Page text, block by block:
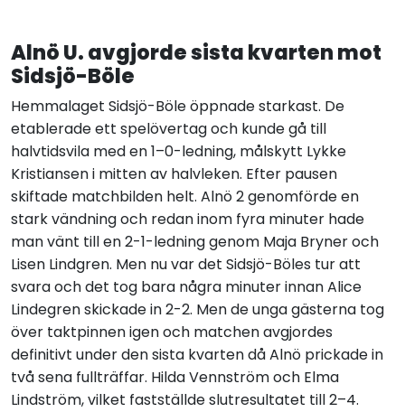
Alnö U. avgjorde sista kvarten mot
Sidsjö-Böle
Hemmalaget Sidsjö-Böle öppnade starkast. De
etablerade ett spelövertag och kunde gå till
halvtidsvila med en 1–0-ledning, målskytt Lykke
Kristiansen i mitten av halvleken. Efter pausen
skiftade matchbilden helt. Alnö 2 genomförde en
stark vändning och redan inom fyra minuter hade
man vänt till en 2-1-ledning genom Maja Bryner och
Lisen Lindgren. Men nu var det Sidsjö-Böles tur att
svara och det tog bara några minuter innan Alice
Lindegren skickade in 2-2. Men de unga gästerna tog
över taktpinnen igen och matchen avgjordes
definitivt under den sista kvarten då Alnö prickade in
två sena fullträffar. Hilda Vennström och Elma
Lindström, vilket fastställde slutresultatet till 2–4.